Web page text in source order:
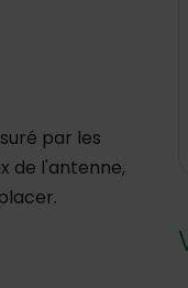
par les
de l'antenne,